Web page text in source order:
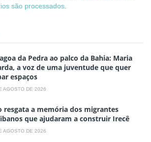
são processados.
da Pedra ao palco da Bahia: Maria
a voz de uma juventude que quer
espaços
AGOSTO DE 2026
resgata a memória dos migrantes
que ajudaram a construir Irecê
AGOSTO DE 2026